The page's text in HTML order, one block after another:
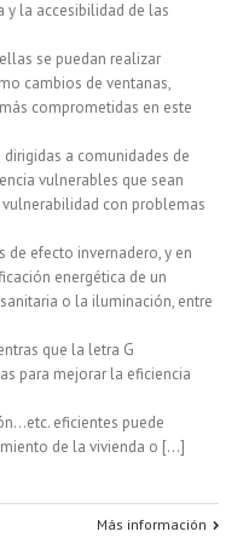
mayor
eficiencia
energética
del
mundo
y la accesibilidad de las
se puedan realizar
cambios de ventanas,
comprometidas en este
a comunidades de
vulnerables que sean
con problemas
de efecto invernadero, y en
energética de un
o la iluminación, entre
que la letra G
para mejorar la eficiencia
eficientes puede
de la vivienda o [...]
Más información